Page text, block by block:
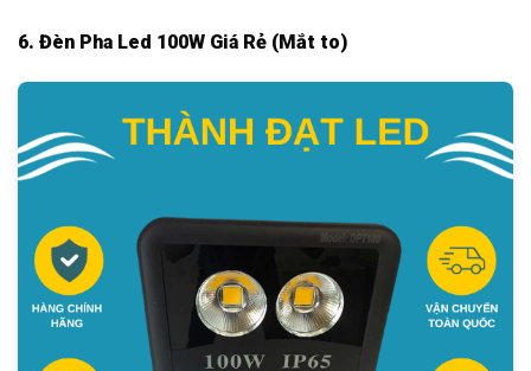
6. Đèn Pha Led 100W Giá Rẻ (Mắt to)